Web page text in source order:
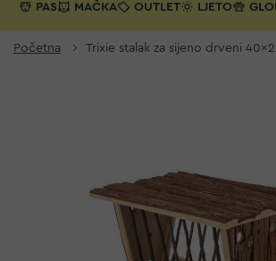
PAS MAČKA OUTLET LJETO
Početna Trixie stalak za sijeno drveni